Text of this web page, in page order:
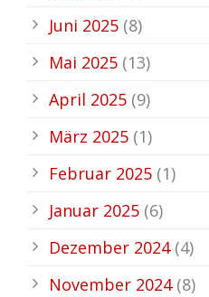
Juni 2025 (8)
Mai 2025 (13)
April 2025 (9)
März 2025 (1)
Februar 2025 (1)
Januar 2025 (6)
Dezember 2024(4)
November 2024(8)